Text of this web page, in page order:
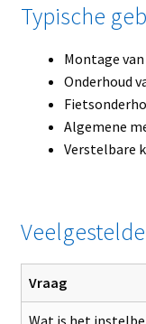
Typische
Montage
Onderhoud
Algemene
Verstelbare
Vraag